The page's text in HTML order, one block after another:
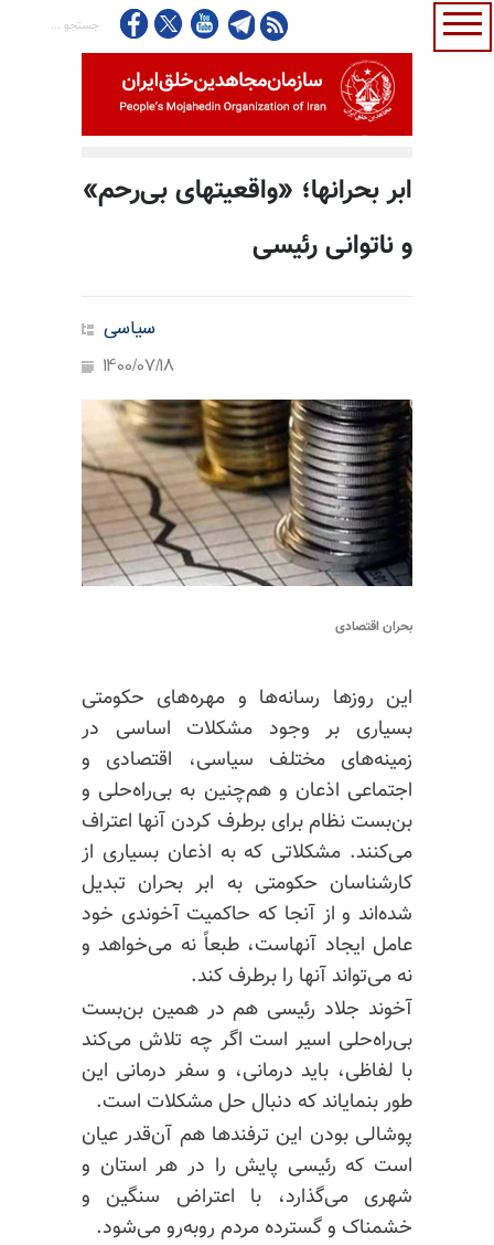
ابر بحرانها؛ «واقعیتهای بی‌رحم»
و ناتوانی رئیسی
سیاسی
1400/07/18
بحران اقتصادی
این روزها رسانه‌ها و مهره‌های حکومتی
بسیاری بر وجود مشکلات اساسی در
زمینه‌های مختلف سیاسی، اقتصادی و
اجتماعی اذعان و هم‌چنین به بی‌راه‌حلی و
بن‌بست نظام برای برطرف کردن آنها اعتراف
می‌کنند. مشکلاتی که به اذعان بسیاری از
کارشناسان حکومتی به ابر بحران تبدیل
شده‌اند و از آنجا که حاکمیت آخوندی خود
عامل ایجاد آنهاست، طبعاً نه می‌خواهد و
نه می‌تواند آنها را برطرف کند.
آخوند جلاد رئیسی هم در همین بن‌بست
بی‌راه‌حلی اسیر است اگر چه تلاش می‌کند
با لفاظی، باید درمانی، و سفر درمانی این
طور بنمایاند که دنبال حل مشکلات است.
پوشالی بودن این ترفندها هم آن‌قدر عیان
است که رئیسی پایش را در هر استان و
شهری می‌گذارد، با اعتراض سنگین و
خشمناک و گسترده مردم روبه‌رو می‌شود.